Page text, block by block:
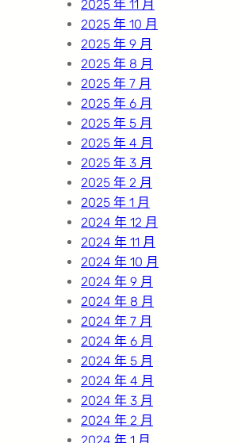
2025 年 11 月
2025 年 10 月
2025 年 9 月
2025 年 8 月
2025 年 7 月
2025 年 6 月
2025 年 5 月
2025 年 4 月
2025 年 3 月
2025 年 2 月
2025 年 1 月
2024 年 12 月
2024 年 11 月
2024 年 10 月
2024 年 9 月
2024 年 8 月
2024 年 7 月
2024 年 6 月
2024 年 5 月
2024 年 4 月
2024 年 3 月
2024 年 2 月